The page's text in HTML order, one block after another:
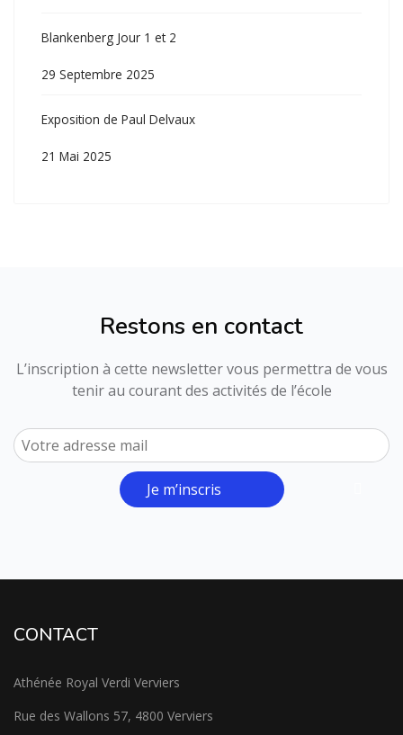
Blankenberg Jour 1 et 2
29 Septembre 2025
Exposition de Paul Delvaux
21 Mai 2025
Restons en contact
L’inscription à cette newsletter vous permettra de vous
tenir au courant des activités de l’école
Je m’inscris
CONTACT
Athénée Royal Verdi Verviers
Rue des Wallons 57, 4800 Verviers